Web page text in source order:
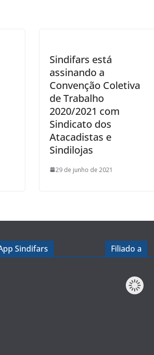
Sindifars está
assinando a
Convenção Coletiva
de Trabalho
2020/2021 com
Sindicato dos
Atacadistas e
Sindilojas
29 de junho de 2021
Sindifars Filiado a